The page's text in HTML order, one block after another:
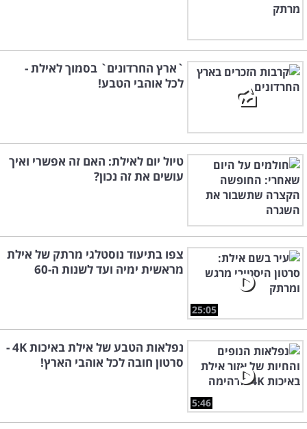
`ארץ החרדונים` בסמוך לאילת -
לכל אוהבי הטבע!
טיול יום לאילת: האם זה אפשרי ואיך
עושים את זה נכון?
25:05
צפו בתיעוד נוסטלגי מרתק של אילת
מראשית ימיה ועד לשנות ה-60
5:46
נפלאות הטבע של אילת באיכות 4K -
סרטון חובה לכל אוהבי הארץ!